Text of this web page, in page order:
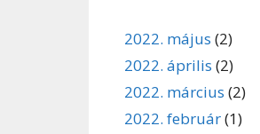
2022. május (2)
2022. április (2)
2022. március (2)
2022. február(1)